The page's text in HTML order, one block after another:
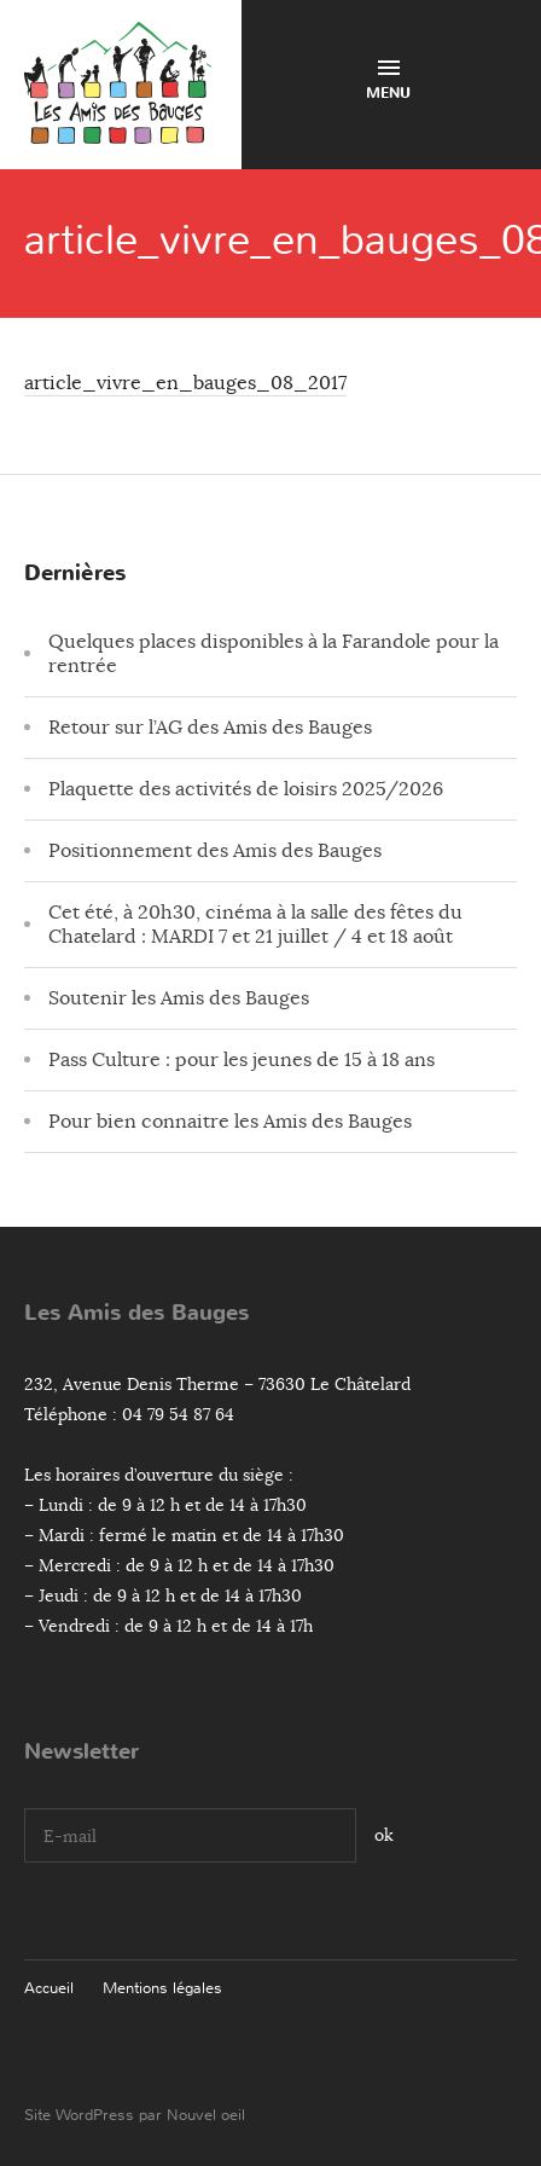
MENU
article_vivre_en_bauges_08_2017
Dernières
Quelques places disponibles à la Farandole pour la
rentrée
Retour sur l’AG des Amis des Bauges
Plaquette des activités de loisirs 2025/2026
Positionnement des Amis des Bauges
Cet été, à 20h30, cinéma à la salle des fêtes du
Chatelard : MARDI 7 et 21 juillet / 4 et 18 août
Soutenir les Amis des Bauges
Pass Culture : pour les jeunes de 15 à 18 ans
Pour bien connaitre les Amis des Bauges
Les Amis des Bauges
232, Avenue Denis Therme – 73630 Le Châtelard
Téléphone : 04 79 54 87 64
Les horaires d’ouverture du siège :
– Lundi : de 9 à 12 h et de 14 à 17h30
– Mardi : fermé le matin et de 14 à 17h30
– Mercredi : de 9 à 12 h et de 14 à 17h30
– Jeudi : de 9 à 12 h et de 14 à 17h30
– Vendredi : de 9 à 12 h et de 14 à 17h
Newsletter
I agree terms and conditions.*
Accueil Mentions légales
Site WordPress par Nouvel oeil